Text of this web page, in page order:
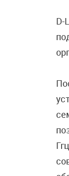
D-